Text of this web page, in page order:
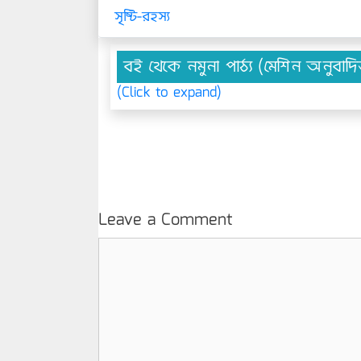
সৃষ্টি-রহস্য
বই থেকে নমুনা পাঠ্য (মেশিন
(Click to expand)
Leave a Comment